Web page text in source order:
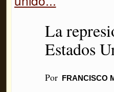
La
Estados
Por FRANCISCO